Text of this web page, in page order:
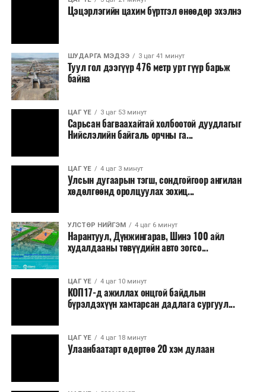
Ерөнхий сайд хэлсэн үгэндээ, Манай Засгийн газар 33
боловсруулах үйлдвэрийн ажлыг гацаанаас гаргалаа.
Үр дүнд нь 20 хувийн гүйцэтгэлтэй гацсан
нийлүүлэх, эрэл хайгуулын ажлыг эхлүүллээ. 14
байршилд Олон улсын нээлттэй сонгон шалгаруулалт
зарласан. Засгийн газар үнийн өсөлтийн эсрэг, дэлхий
сөрөг нөлөөг даван туулахын төлөө бүх шатандаа
хичээн ажиллаж байна хэмээв.
Цэцэрлэгийн цахим бүртгэл өнөөдөр эхэлнэ
ШУДАРГА МЭДЭЭ 3 цаг 41 минут
Туул гол дээгүүр 476 метр урт гүүр барьж
байна
ЦАГ ҮЕ 3 цаг 53 минут
Сарьсан багваахайтай холбоотой дуудлагыг
Нийслэлийн байгаль орчны га...
ЦАГ ҮЕ 4 цаг 3 минут
Улсын дугаарын тэгш, сондгойгоор ангилан
хөдөлгөөнд оролцуулах зохиц...
УЛСТӨР НИЙГЭМ 4 цаг 6 минут
Нарантуул, Дүнжингарав, Шинэ 100 айл
худалдааны төвүүдийн авто зогсо...
ЦАГ ҮЕ 4 цаг 10 минут
КОП17-д ажиллах онцгой байдлын
бүрэлдэхүүн хамтарсан дадлага сургуул...
ЦАГ ҮЕ 4 цаг 18 минут
Улаанбаатарт өдөртөө 20 хэм дулаан